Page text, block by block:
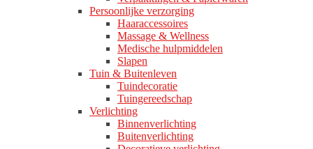
Persoonlijke verzorging
Haaraccessoires
Massage & Wellness
Medische hulpmiddelen
Slapen
Tuin & Buitenleven
Tuindecoratie
Tuingereedschap
Verlichting
Binnenverlichting
Buitenverlichting